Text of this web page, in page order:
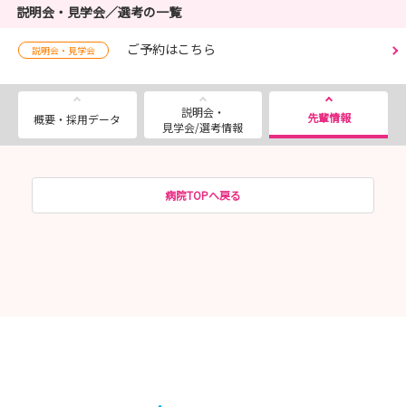
説明会・見学会／選考の一覧
説明会・見学会 ご予約はこちら
概要・採用データ
説明会・
見学会/選考情報
先輩情報
病院TOPへ戻る